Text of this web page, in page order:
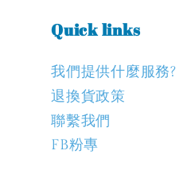
Quick links
我們提供什麼服務?
退換貨政策
聯繫我們
FB粉專